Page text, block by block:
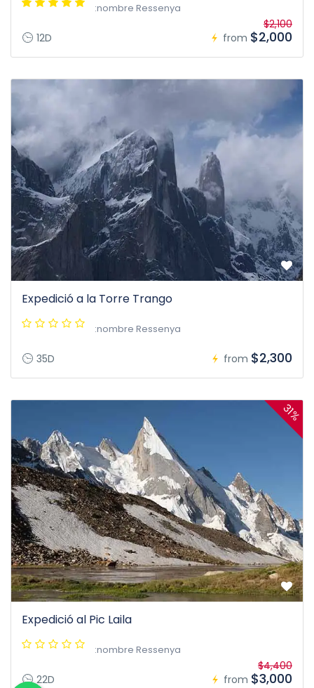
:nombre Ressenya
12D from
$2,100
$2,000
Expedició a la Torre Trango
:nombre Ressenya
35D from $2,300
31%
Expedició al Pic Laila
:nombre Ressenya
22D from
$4,400
$3,000